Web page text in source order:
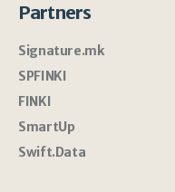
Partners
Signature.mk
SPFINKI
FINKI
SmartUp
Swift.Data